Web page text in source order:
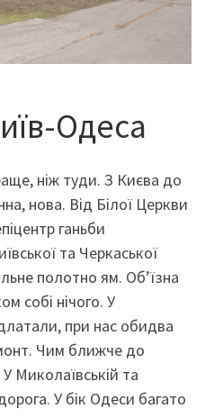
Одеса
ніж туди. З Києва до
нова. Від Білої Церкви
ганьби
та Черкаської
полотно ям. Об’їзна
собі нічого. У
при нас обидва
Чим ближче до
Миколаївській та
У бік Одеси багато